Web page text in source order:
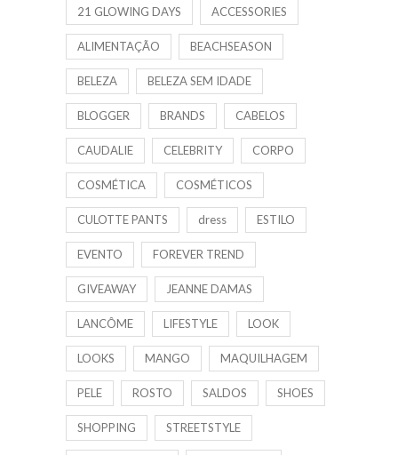
21 GLOWING DAYS ACCESSORIES
ALIMENTAÇÃO BEACHSEASON
BELEZA BELEZA SEM IDADE
BLOGGER BRANDS CABELOS
CAUDALIE CELEBRITY CORPO
COSMÉTICA COSMÉTICOS
CULOTTE PANTS dress ESTILO
EVENTO FOREVER TREND
GIVEAWAY JEANNE DAMAS
LANCÔME LIFESTYLE LOOK
LOOKS MANGO MAQUILHAGEM
PELE ROSTO SALDOS SHOES
SHOPPING STREETSTYLE